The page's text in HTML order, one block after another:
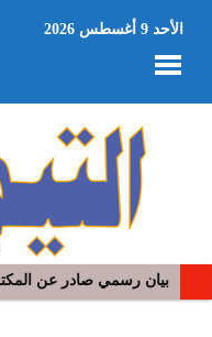
الأحد 9 أغسطس 2026
بيان رسمي صادر عن
في افتتاح مهرجان